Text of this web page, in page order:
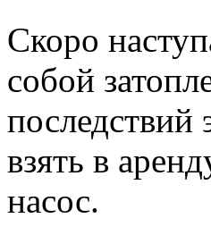
Скоро
собой
последствий
взять в
насос.